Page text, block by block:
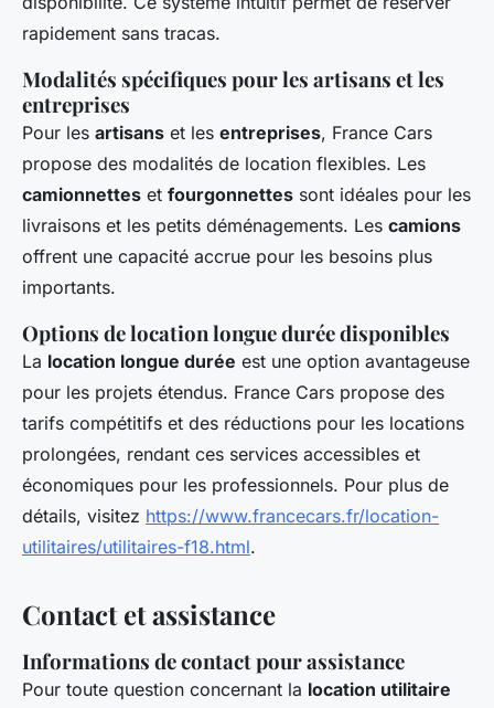
rapidement sans tracas.
Modalités spécifiques pour les artisans et les
entreprises
Pour les artisans et les entreprises, France Cars
propose des modalités de location flexibles. Les
camionnettes et fourgonnettes sont idéales pour les
livraisons et les petits déménagements. Les camions
offrent une capacité accrue pour les besoins plus
importants.
Options de location longue durée disponibles
La location longue durée est une option avantageuse
pour les projets étendus. France Cars propose des
tarifs compétitifs et des réductions pour les locations
prolongées, rendant ces services accessibles et
économiques pour les professionnels. Pour plus de
détails, visitez https://www.francecars.fr/location-
utilitaires/utilitaires-f18.html.
Contact et assistance
Informations de contact pour assistance
Pour toute question concernant la location utilitaire